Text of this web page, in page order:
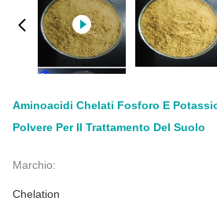
Aminoacidi Chelati Fosforo E
Polvere Per Il Trattamento Del Suolo
Marchio:
Chelation